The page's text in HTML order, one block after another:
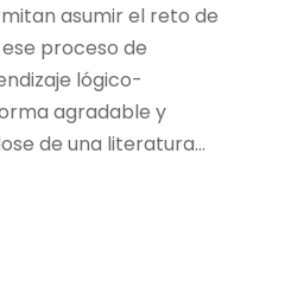
asumir el reto de
proceso de
lógico-
agradable y
de una literatura...